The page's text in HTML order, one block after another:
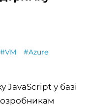
#VM
#Azure
JavaScript у базі